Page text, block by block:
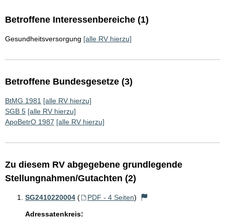
Betroffene Interessenbereiche (1)
Gesundheitsversorgung [alle RV hierzu]
Betroffene Bundesgesetze (3)
BtMG 1981 [alle RV hierzu]
SGB 5 [alle RV hierzu]
ApoBetrO 1987 [alle RV hierzu]
Zu diesem RV abgegebene grundlegende
Stellungnahmen/Gutachten (2)
SG2410220004 ( PDF - 4 Seiten)
Adressatenkreis: